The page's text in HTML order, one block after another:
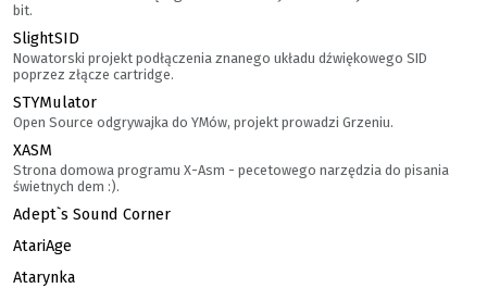
bit.
SlightSID
Nowatorski projekt podłączenia znanego układu dźwiękowego SID
poprzez złącze cartridge.
STYMulator
Open Source odgrywajka do YMów, projekt prowadzi Grzeniu.
XASM
Strona domowa programu X-Asm - pecetowego narzędzia do pisania
świetnych dem :).
Adept`s Sound Corner
AtariAge
Atarynka